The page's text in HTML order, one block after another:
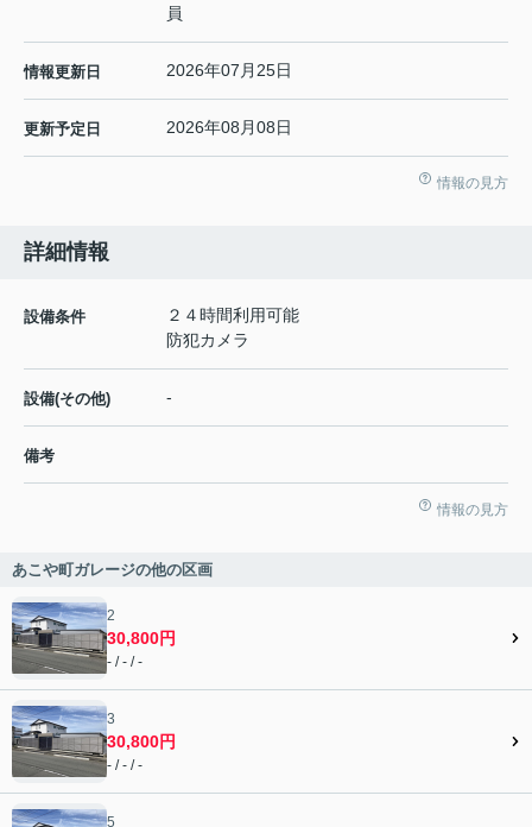
員
情報更新日 2026年07月25日
更新予定日 2026年08月08日
情報の見方
詳細情報
設備条件
２４時間利用可能
防犯カメラ
設備(その他) -
備考
情報の見方
あこや町ガレージの他の区画
2
30,800円
- / - / -
3
30,800円
- / - / -
5